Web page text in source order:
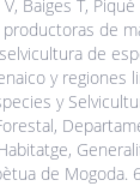
Baiges T,
de
de
y regiones
y
de Mogoda.